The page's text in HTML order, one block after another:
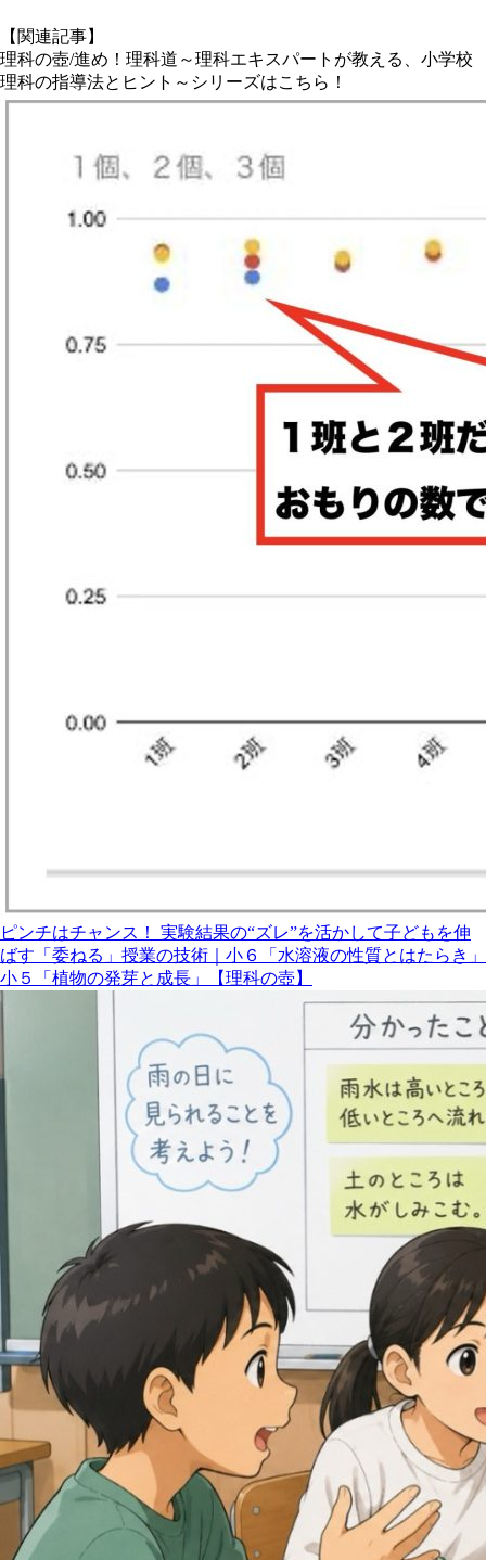
【関連記事】
理科の壺/進め！理科道～理科エキスパートが教える、小学校
理科の指導法とヒント～シリーズはこちら！
ピンチはチャンス！ 実験結果の“ズレ”を活かして子どもを伸
ばす「委ねる」授業の技術｜小６「水溶液の性質とはたらき」
小５「植物の発芽と成長」【理科の壺】